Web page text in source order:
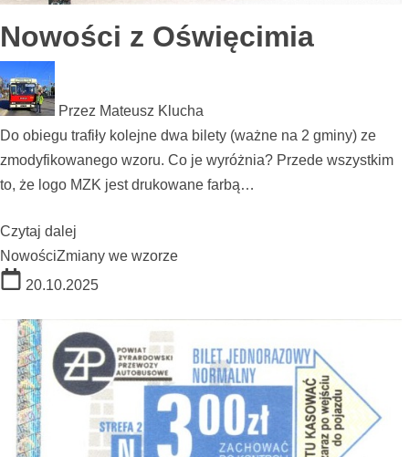
Nowości z Oświęcimia
Przez Mateusz Klucha
Do obiegu trafiły kolejne dwa bilety (ważne na 2 gminy) ze
zmodyfikowanego wzoru. Co je wyróżnia? Przede wszystkim
to, że logo MZK jest drukowane farbą…
Czytaj dalej
NowościZmiany we wzorze
20.10.2025